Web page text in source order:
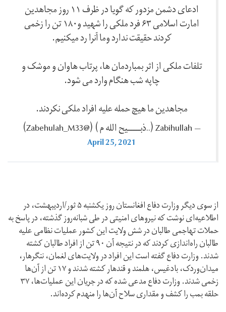
ادعای دشمن مزدور که گویا در ظرف ۱۱ روز مجاهدین
امارت اسلامی ۶۳ فرد ملکی را شهید و۱۸۰ تن را زخمی
کردند حقیقت ندارد وما آنرا رد میکنیم.
تلفات ملکی از اثر بمباردمان ها، پرتاب هاوان و موشک و
چاپه شب هنگام وارد می شود.
مجاهدین ما هيچ حمله علیه افراد ملکی نکردند.
— Zabihullah (.‎.‎ذبـــــیح الله م ) (@Zabehulah_M33)
April 25, 2021
از سوی دیگر وزارت دفاع افغانستان روز یکشنبه ۵ ثور/اردیبهشت، در
اطلاعیه‌ای نوشت که نیروهای امنیتی در طی شبانه‌روز گذشته، در پاسخ به
حملات تهاجمی طالبان در شش ولایت این کشور عملیات نظامی علیه
طالبان راه‌اندازی کردند که در نتیجه آن ۹۰ تن از افراد طالبان کشته
شدند. وزارت دفاع گفته است این افراد در ولایت‌های لغمان، ننگرهار،
میدان‌وردک، بادغیس، هلمند و قندهار کشته شدند و ۱۷ تن از آن‌ها
زخمی شدند. وزارت دفاع مدعی شده که در جریان این عملیات‌ها، ۳۷
حلقه بمب را کشف و مقداری سلاح آن‌ها را منهدم کرده‌اند.